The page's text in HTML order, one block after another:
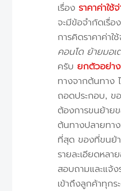
เรื่อง ราคาค่าใช้
จะมีข้อจำกัดเรื่อง
การคิดราคาค่าใ
คอนโด ย้ายมอ
ครับ ยกตัวอย่า
ทางจากต้นทาง
ถอดประกอบ, ข
ต้องการขนย้าย
ต้นทางปลายทา
ที่สุด ของที่ขนย้า
รายละเอียดหลา
สอบถามและแจ้ง
เข้าถึงลูกค้าทุก